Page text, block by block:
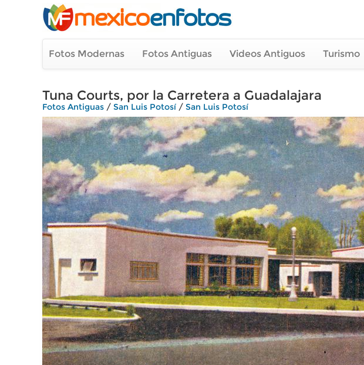
Fotos Modernas Fotos Antiguas Videos Antiguos Turismo
Tuna Courts, por la Carretera a Guadalajara
Fotos Antiguas / San Luis Potosí / San Luis Potosí